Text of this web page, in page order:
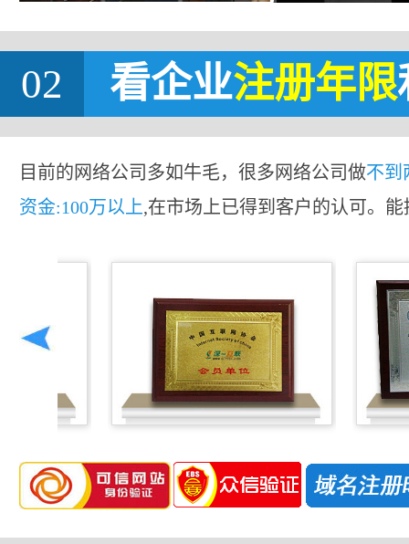
02 看企业注册年限
目前的网络公司多如牛毛，很多网络公司做不到
资金:100万以上,在市场上已得到客户的认可。